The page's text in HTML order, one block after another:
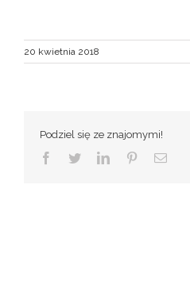
20 kwietnia 2018
Podziel się ze znajomymi!
Facebook
TwitterLinkedInPinterestEmail